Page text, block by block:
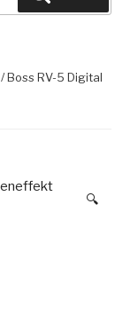
/ Boss RV-5 Digital
🔍